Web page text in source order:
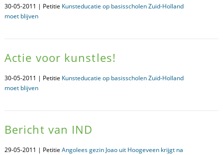
30-05-2011 | Petitie Kunsteducatie op basisscholen Zuid-Holland
moet blijven
Actie voor kunstles!
30-05-2011 | Petitie Kunsteducatie op basisscholen Zuid-Holland
moet blijven
Bericht van IND
29-05-2011 | Petitie Angolees gezin Joao uit Hoogeveen krijgt na